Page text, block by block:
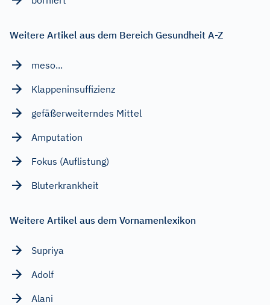
Weitere Artikel aus dem Bereich Gesundheit A-Z
meso...
Klappeninsuffizienz
gefäßerweiterndes Mittel
Amputation
Fokus (Auflistung)
Bluterkrankheit
Weitere Artikel aus dem Vornamenlexikon
Supriya
Adolf
Alani